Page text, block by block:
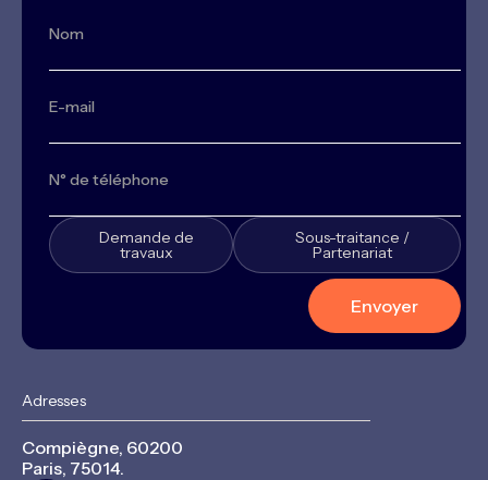
Demande de
travaux
Sous-traitance /
Partenariat
Adresses
Compiègne, 60200
Paris, 75014.